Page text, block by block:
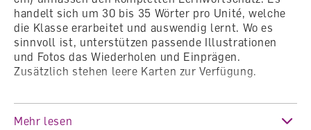
handelt sich um 30 bis 35 Wörter pro Unité, welche
die Klasse erarbeitet und auswendig lernt. Wo es
sinnvoll ist, unterstützen passende Illustrationen
und Fotos das Wiederholen und Einprägen.
Zusätzlich stehen leere Karten zur Verfügung.
Audios
Auf jeder Wortkarte gibt es einen QR-Code, der zu
Mehr lesen